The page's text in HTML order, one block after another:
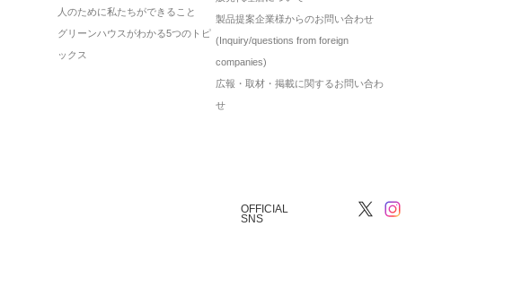
人のために私たちができること
グリーンハウスがわかる5つのトピ
ックス
製品提案企業様からのお問い合わせ
(Inquiry/questions from foreign
companies)
広報・取材・掲載に関するお問い合わ
せ
OFFICIAL
SNS